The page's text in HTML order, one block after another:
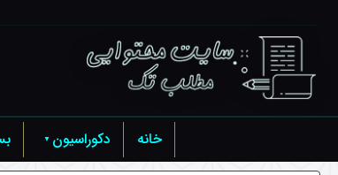
خانه دکوراسیون